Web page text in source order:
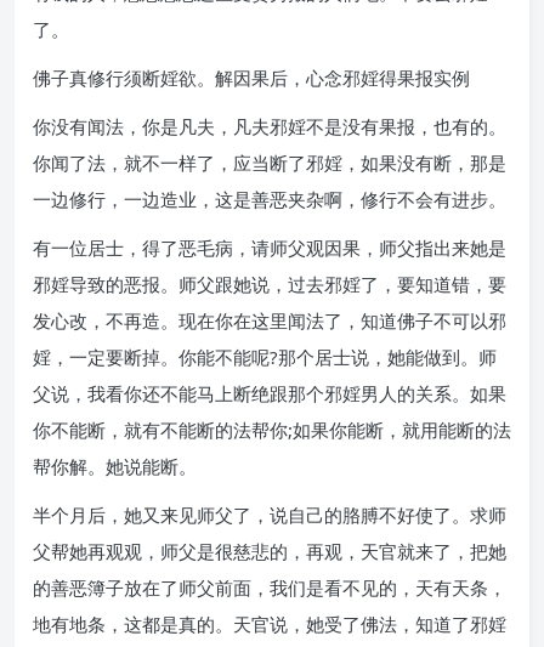
了。
佛子真修行须断婬欲。解因果后，心念邪婬得果报实例
你没有闻法，你是凡夫，凡夫邪婬不是没有果报，也有的。
你闻了法，就不一样了，应当断了邪婬，如果没有断，那是
一边修行，一边造业，这是善恶夹杂啊，修行不会有进步。
有一位居士，得了恶毛病，请师父观因果，师父指出来她是
邪婬导致的恶报。师父跟她说，过去邪婬了，要知道错，要
发心改，不再造。现在你在这里闻法了，知道佛子不可以邪
婬，一定要断掉。你能不能呢?那个居士说，她能做到。师
父说，我看你还不能马上断绝跟那个邪婬男人的关系。如果
你不能断，就有不能断的法帮你;如果你能断，就用能断的法
帮你解。她说能断。
半个月后，她又来见师父了，说自己的胳膊不好使了。求师
父帮她再观观，师父是很慈悲的，再观，天官就来了，把她
的善恶簿子放在了师父前面，我们是看不见的，天有天条，
地有地条，这都是真的。天官说，她受了佛法，知道了邪婬